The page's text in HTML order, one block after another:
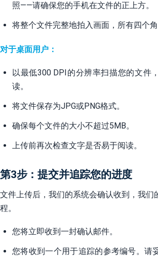
照——请确保您的手机在文件的正上方。
将整个文件完整地拍入画面，所有四个角
对于桌面用户：
以最低300 DPI的分辨率扫描您的文件
读。
将文件保存为JPG或PNG格式。
确保每个文件的大小不超过5MB。
上传前再次检查文字是否易于阅读。
第3步：提交并追踪您的进度
文件上传后，我们的系统会确认收到，我们
程。
您将立即收到一封确认邮件。
您将收到一个用于追踪的参考编号。请